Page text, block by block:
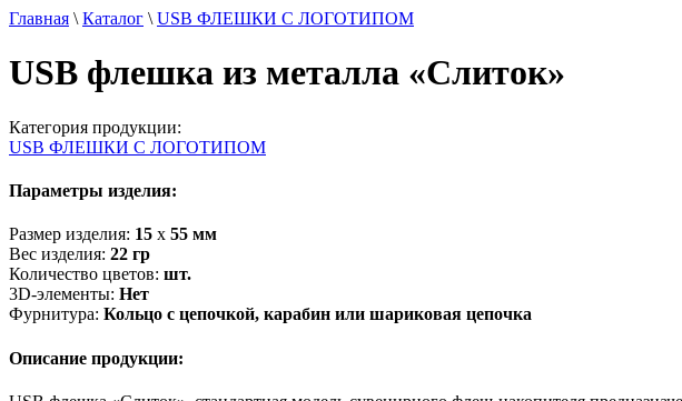
Главная \ Каталог \ USB ФЛЕШКИ С ЛОГОТИПОМ
USB флешка из металла «Слиток»
Категория продукции:
USB ФЛЕШКИ С ЛОГОТИПОМ
Параметры изделия:
Размер изделия: 15 х 55 мм
Вес изделия: 22 гр
Количество цветов: шт.
3D-элементы: Нет
Фурнитура: Кольцо с цепочкой, карабин или шариковая цепочка
Описание продукции: